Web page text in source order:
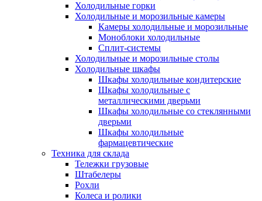
Холодильные горки
Холодильные и морозильные камеры
Камеры холодильные и морозильные
Моноблоки холодильные
Сплит-системы
Холодильные и морозильные столы
Холодильные шкафы
Шкафы холодильные кондитерские
Шкафы холодильные с
металлическими дверьми
Шкафы холодильные со стеклянными
дверьми
Шкафы холодильные
фармацевтические
Техника для склада
Тележки грузовые
Штабелеры
Рохли
Колеса и ролики